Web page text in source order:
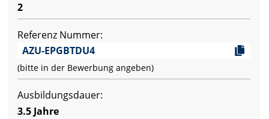
2
Referenz Nummer:
AZU-EPGBTDU4
(bitte in der Bewerbung angeben)
Ausbildungsdauer:
3.5 Jahre